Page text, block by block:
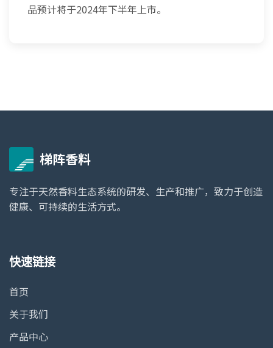
品预计将于2024年下半年上市。
梯阵香料
专注于天然香料生态系统的研发、生产和推广，致力于创造
健康、可持续的生活方式。
快速链接
首页
关于我们
产品中心